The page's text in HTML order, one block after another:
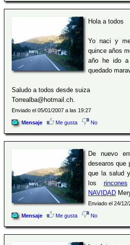
Hola a todos
Yo naci y
quince años
año he ido
quedado
Saludo a todos desde suiza
Torrealba@hotmail.ch.
Enviado el 05/01/2007 a las 19:27
Mensaje Me gusta No
De nuevo
desearos que
que la salud
los rincones
NAVIDAD
Enviado el 24/
Mensaje Me gusta No